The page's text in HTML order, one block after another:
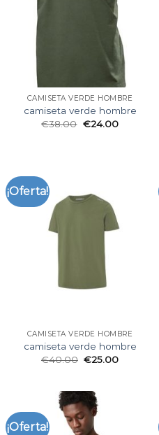
CAMISETA VERDE HOMBRE
camiseta verde hombre
€38.00 €24.00
¡Oferta!
CAMISETA VERDE HOMBRE
camiseta verde hombre
€40.00 €25.00
¡Oferta!